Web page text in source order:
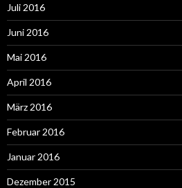
Juli 2016
Juni 2016
Mai 2016
April 2016
März 2016
Februar 2016
Januar 2016
Dezember 2015